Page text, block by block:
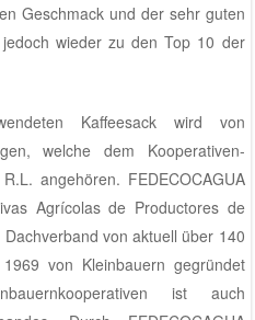
Geschmack und der sehr guten
wieder zu den Top 10 der
Kaffeesack wird von
welche dem Kooperativen-
angehören. FEDECOCAGUA
Agrícolas de Productores de
von aktuell über 140
von Kleinbauern gegründet
ist auch